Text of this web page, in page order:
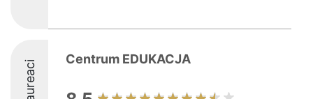
Laureaci Centrum EDUKACJA